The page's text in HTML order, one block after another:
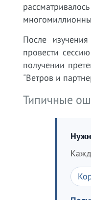
После
провести
получении
"Ветров и
Типичные